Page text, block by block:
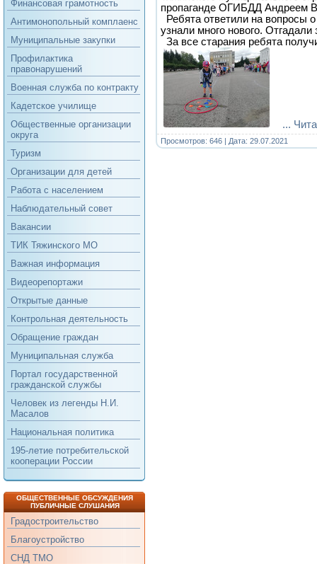
Финансовая грамотность
Антимонопольный комплаенс
Муниципальные закупки
Профилактика
правонарушений
Военная служба по контракту
Кадетское училище
Общественные организации
округа
Туризм
Организации для детей
Работа с населением
Наблюдательный совет
Вакансии
ТИК Тяжинского МО
Важная информация
Видеорепортажи
Открытые данные
Контрольная деятельность
Обращение граждан
Муниципальная служба
Портал государственной
гражданской службы
Человек из легенды Н.И.
Масалов
Национальная политика
195-летие потребительской
кооперации России
ОБЩЕСТВЕННЫЕ ОБСУЖДЕНИЯ
ПУБЛИЧНЫЕ СЛУШАНИЯ
Градостроительство
Благоустройство
СНД ТМО
пропаганде ОГИБДД Андреем
Ребята ответили на вопросы
узнали много нового. Отгадали
За все старания ребята
...
Просмотров: 646 | Дата: 29.07.2021